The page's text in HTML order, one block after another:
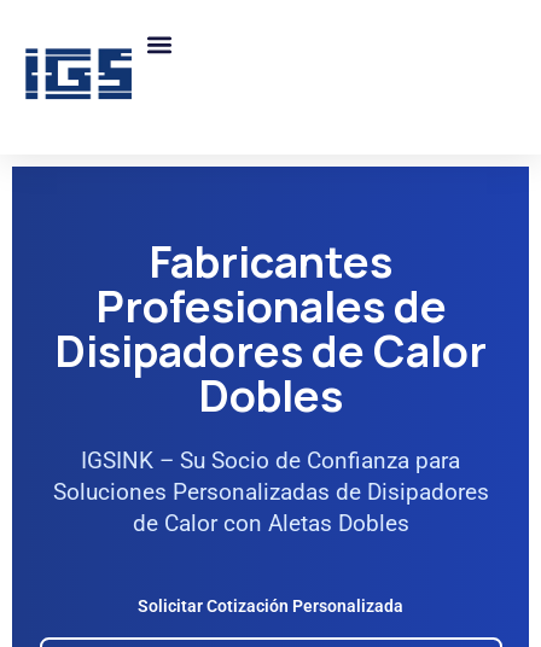
Fabricantes
Profesionales de
Disipadores de Calor
Dobles
IGSINK – Su Socio de Confianza para
Soluciones Personalizadas de Disipadores
de Calor con Aletas Dobles
Solicitar Cotización Personalizada